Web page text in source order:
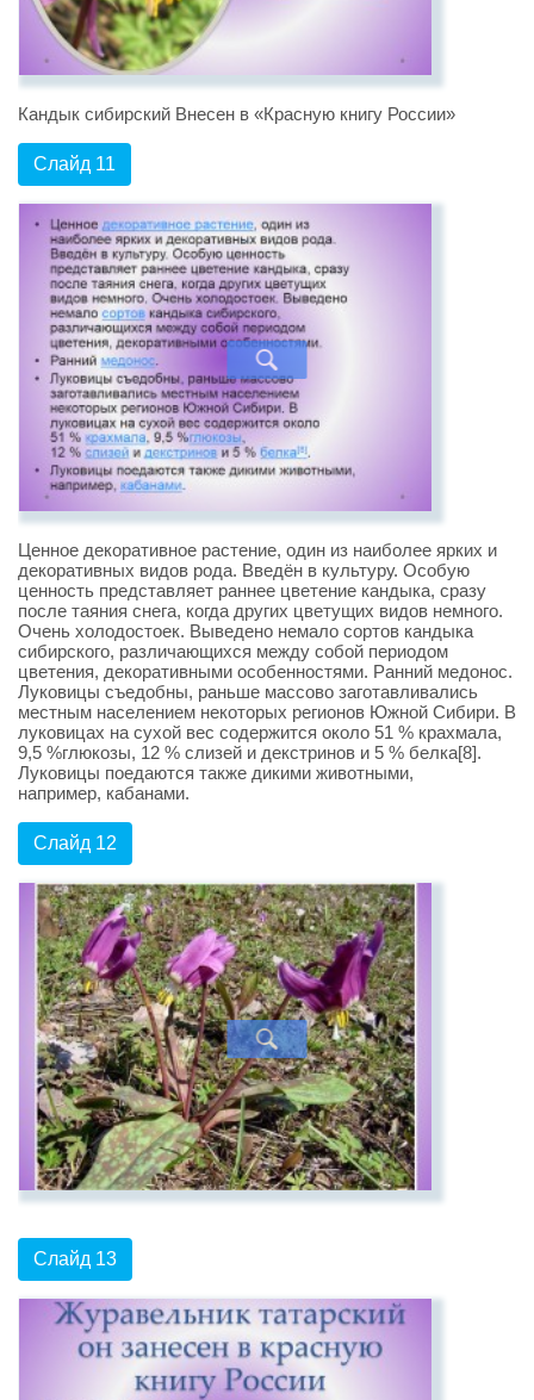
Кандык сибирский Внесен в «Красную книгу России»
Слайд 11
Ценное декоративное растение, один из наиболее ярких и
декоративных видов рода. Введён в культуру. Особую
ценность представляет раннее цветение кандыка, сразу
после таяния снега, когда других цветущих видов немного.
Очень холодостоек. Выведено немало сортов кандыка
сибирского, различающихся между собой периодом
цветения, декоративными особенностями. Ранний медонос.
Луковицы съедобны, раньше массово заготавливались
местным населением некоторых регионов Южной Сибири. В
луковицах на сухой вес содержится около 51 % крахмала,
9,5 %глюкозы, 12 % слизей и декстринов и 5 % белка[8].
Луковицы поедаются также дикими животными,
например, кабанами.
Слайд 12
Слайд 13